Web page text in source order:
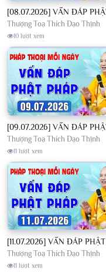
Thượng Toạ Thích Đạo Thịnh
10 lượt xem
Thượng Toạ Thích Đạo Thịnh
11 lượt xem
Thượng Toạ Thích Đạo Thịnh
11 lượt xem